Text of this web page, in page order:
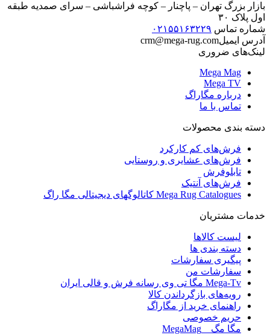
بازار بزرگ تهران – پاچنار – کوچه فراشباشی – سرای صمدیه طبقه
اول پلاک ۳۰
شماره تماس ۰۲۱۵۵۱۶۳۲۲۹
آدرس ایمیلcrm@mega-rug.com
لینک‌های ضروری
Mega Mag
Mega TV
درباره مگاراگ
تماس با ما
دسته بندی محصولات
فرش‌های کم کارکرد
فرش‌های عشایری و روستایی
تابلوفرش
فرش‌های آنتیک
Mega Rug Catalogues کاتالوگهای دیجیتالی مگا راگ
خدمات مشتریان
لیست کالاها
دسته بندی ها
پیگیری سفارشات
سفارشات من
Mega-Tv مگا تی وی رسانه فرش و قالی ایران
رویه‌های بازگرداندن کالا
راهنمای خرید از مگاراگ
حریم خصوصی
مگا مگ _ MegaMag